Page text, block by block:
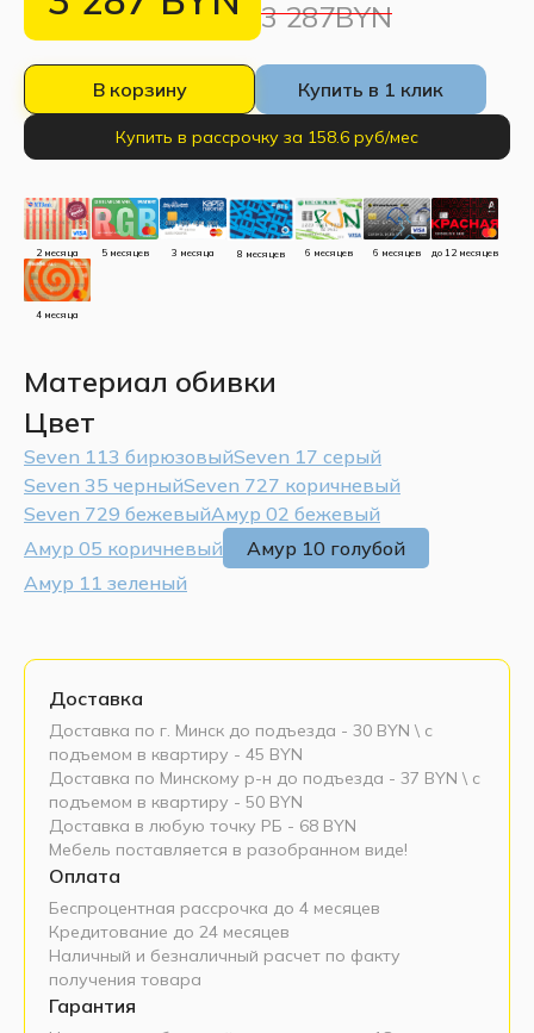
3 287BYN
В корзину Купить в 1 клик
Купить в рассрочку за 158.6 руб/мес
2 месяца 5 месяцев 3 месяца 8 месяцев 6 месяцев 6 месяцев до 12 месяцев
4 месяца
Материал обивки
Цвет
Seven 113 бирюзовыйSeven 17 серый
Seven 35 черныйSeven 727 коричневый
Seven 729 бежевыйАмур 02 бежевый
Амур 05 коричневый
Амур 10 голубой
Амур 11 зеленый
Доставка
Доставка по г. Минск до подъезда - 30 BYN \ c
подъемом в квартиру - 45 BYN
Доставка по Минскому р-н до подъезда - 37 BYN \ c
подъемом в квартиру - 50 BYN
Доставка в любую точку РБ - 68 BYN
Мебель поставляется в разобранном виде!
Оплата
Беспроцентная рассрочка до 4 месяцев
Кредитование до 24 месяцев
Наличный и безналичный расчет по факту
получения товара
Гарантия